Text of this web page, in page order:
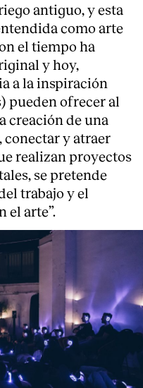
antiguo, y esta
como arte
el tiempo ha
y hoy,
a la inspiración
pueden ofrecer al
creación de una
y atraer
realizan proyectos
se pretende
trabajo y el
el arte”.